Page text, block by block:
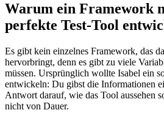
Warum ein Framework
perfekte Test-Tool
Es gibt kein einzelnes Framework, das
hervorbringt, denn es gibt zu viele
müssen. Ursprünglich wollte Isabel ein
entwickeln: Du gibst die Informationen
Antwort darauf, wie das Tool aussehen
nicht von Dauer.